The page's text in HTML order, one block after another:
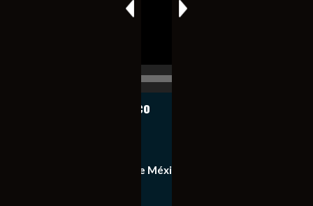
Notiexpress de México
Equipo de Notiexpress de México